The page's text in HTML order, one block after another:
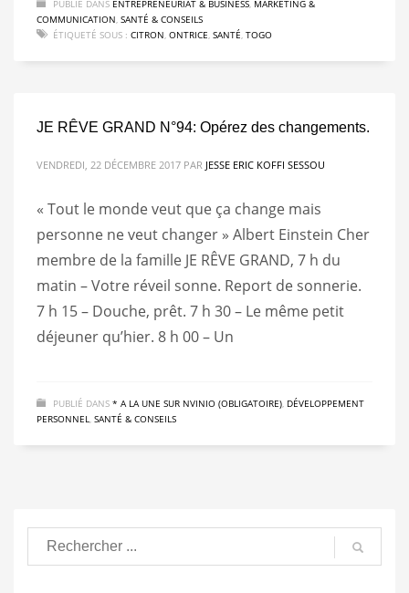
PUBLIÉ DANS ENTREPRENEURIAT & BUSINESS, MARKETING &
COMMUNICATION, SANTÉ & CONSEILS
ÉTIQUETÉ SOUS : CITRON, ONTRICE, SANTÉ, TOGO
JE RÊVE GRAND N°94: Opérez des changements.
VENDREDI, 22 DÉCEMBRE 2017 PAR JESSE ERIC KOFFI SESSOU
« Tout le monde veut que ça change mais
personne ne veut changer » Albert Einstein Cher
membre de la famille JE RÊVE GRAND, 7 h du
matin – Votre réveil sonne. Report de sonnerie.
7 h 15 – Douche, prêt. 7 h 30 – Le même petit
déjeuner qu’hier. 8 h 00 – Un
PUBLIÉ DANS * A LA UNE SUR NVINIO (OBLIGATOIRE), DÉVELOPPEMENT
PERSONNEL, SANTÉ & CONSEILS